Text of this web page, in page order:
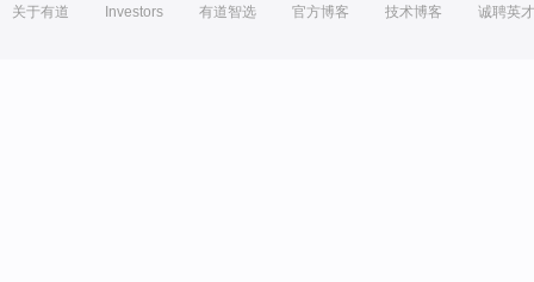
关于有道 Investors 有道智选 官方博客 技术博客 诚聘英才